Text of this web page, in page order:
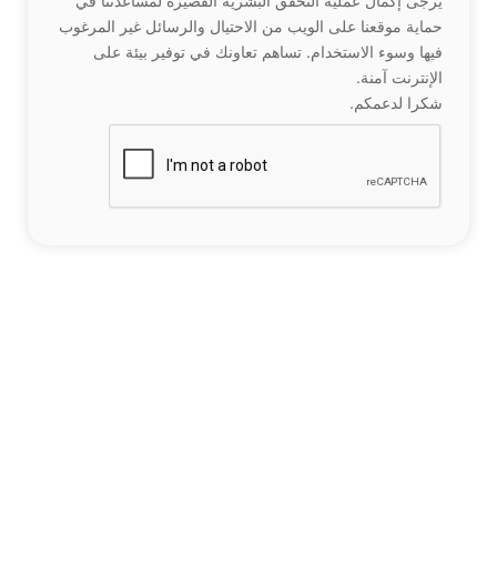
حماية موقعنا على الويب من الاحتيال والرسائل غير المرغوب
فيها وسوء الاستخدام. تساهم تعاونك في توفير بيئة على
الإنترنت آمنة.
شكرا لدعمكم.